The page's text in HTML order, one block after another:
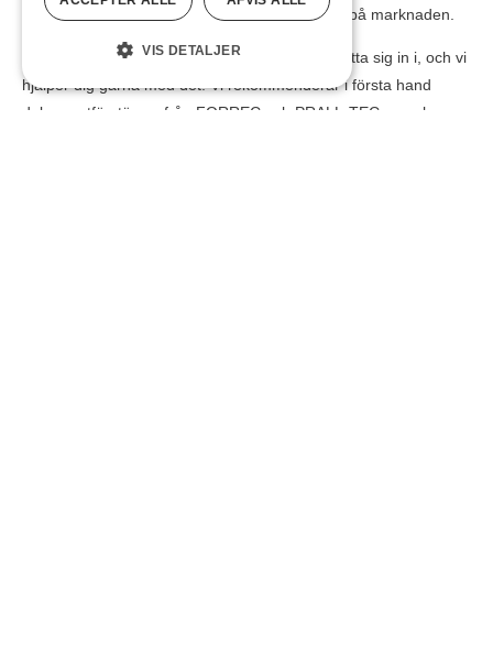
process gör därför ditt skrot ännu mer åtråvärt på marknaden.
Dokumentförstörare kan vara en munsbit att sätta sig in i, och vi
hjälper dig gärna med det. Vi rekommenderar i första hand
dokumentförstörare från FORREC och PRALL-TEC, som har
VIS DETALJER